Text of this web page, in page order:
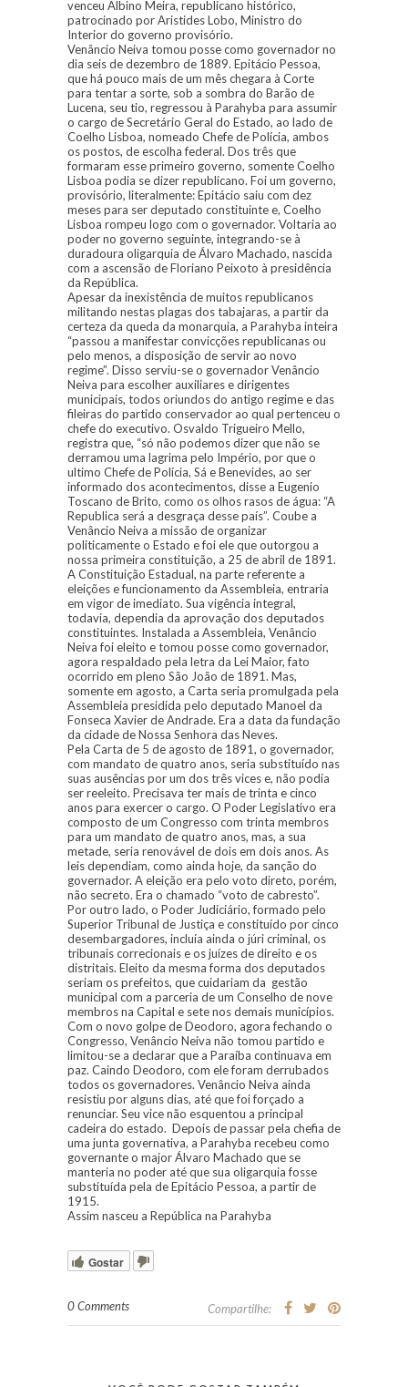
venceu Albino Meira, republicano histórico,
patrocinado por Aristides Lobo, Ministro do
Interior do governo provisório.
Venâncio Neiva tomou posse como governador no
dia seis de dezembro de 1889. Epitácio Pessoa,
que há pouco mais de um mês chegara à Corte
para tentar a sorte, sob a sombra do Barão de
Lucena, seu tio, regressou à Parahyba para assumir
o cargo de Secretário Geral do Estado, ao lado de
Coelho Lisboa, nomeado Chefe de Polícia, ambos
os postos, de escolha federal. Dos três que
formaram esse primeiro governo, somente Coelho
Lisboa podia se dizer republicano. Foi um governo,
provisório, literalmente: Epitácio saiu com dez
meses para ser deputado constituinte e, Coelho
Lisboa rompeu logo com o governador. Voltaria ao
poder no governo seguinte, integrando-se à
duradoura oligarquia de Álvaro Machado, nascida
com a ascensão de Floriano Peixoto à presidência
da República.
Apesar da inexistência de muitos republicanos
militando nestas plagas dos tabajaras, a partir da
certeza da queda da monarquia, a Parahyba inteira
“passou a manifestar convicções republicanas ou
pelo menos, a disposição de servir ao novo
regime”. Disso serviu-se o governador Venâncio
Neiva para escolher auxiliares e dirigentes
municipais, todos oriundos do antigo regime e das
fileiras do partido conservador ao qual pertenceu o
chefe do executivo. Osvaldo Trigueiro Mello,
registra que, “só não podemos dizer que não se
derramou uma lagrima pelo Império, por que o
ultimo Chefe de Polícia, Sá e Benevides, ao ser
informado dos acontecimentos, disse a Eugenio
Toscano de Brito, como os olhos rasos de água: “A
Republica será a desgraça desse país”. Coube a
Venâncio Neiva a missão de organizar
politicamente o Estado e foi ele que outorgou a
nossa primeira constituição, a 25 de abril de 1891.
A Constituição Estadual, na parte referente a
eleições e funcionamento da Assembleia, entraria
em vigor de imediato. Sua vigência integral,
todavia, dependia da aprovação dos deputados
constituintes. Instalada a Assembleia, Venâncio
Neiva foi eleito e tomou posse como governador,
agora respaldado pela letra da Lei Maior, fato
ocorrido em pleno São João de 1891. Mas,
somente em agosto, a Carta seria promulgada pela
Assembleia presidida pelo deputado Manoel da
Fonseca Xavier de Andrade. Era a data da fundação
da cidade de Nossa Senhora das Neves.
Pela Carta de 5 de agosto de 1891, o governador,
com mandato de quatro anos, seria substituído nas
suas ausências por um dos três vices e, não podia
ser reeleito. Precisava ter mais de trinta e cinco
anos para exercer o cargo. O Poder Legislativo era
composto de um Congresso com trinta membros
para um mandato de quatro anos, mas, a sua
metade, seria renovável de dois em dois anos. As
leis dependiam, como ainda hoje, da sanção do
governador. A eleição era pelo voto direto, porém,
não secreto. Era o chamado “voto de cabresto”.
Por outro lado, o Poder Judiciário, formado pelo
Superior Tribunal de Justiça e constituído por cinco
desembargadores, incluía ainda o júri criminal, os
tribunais correcionais e os juízes de direito e os
distritais. Eleito da mesma forma dos deputados
seriam os prefeitos, que cuidariam da gestão
municipal com a parceria de um Conselho de nove
membros na Capital e sete nos demais municípios.
Com o novo golpe de Deodoro, agora fechando o
Congresso, Venâncio Neiva não tomou partido e
limitou-se a declarar que a Paraíba continuava em
paz. Caindo Deodoro, com ele foram derrubados
todos os governadores. Venâncio Neiva ainda
resistiu por alguns dias, até que foi forçado a
renunciar. Seu vice não esquentou a principal
cadeira do estado. Depois de passar pela chefia de
uma junta governativa, a Parahyba recebeu como
governante o major Álvaro Machado que se
manteria no poder até que sua oligarquia fosse
substituída pela de Epitácio Pessoa, a partir de
1915.
Assim nasceu a República na Parahyba
Gostar
0 Comments Compartilhe: